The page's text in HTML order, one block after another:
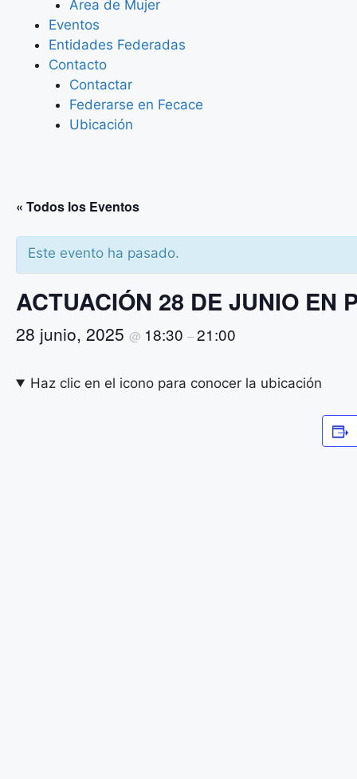
Area de Mujer
Eventos
Entidades Federadas
Contacto
Contactar
Federarse en Fecace
Ubicación
« Todos los Eventos
Este evento ha pasado.
ACTUACIÓN 28 DE JUNIO EN
28 junio, 2025 @ 18:30 –21:00
Haz clic en el icono para conocer la ubicación